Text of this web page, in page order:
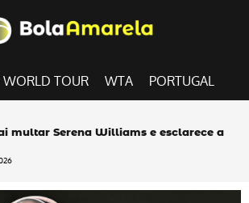
WORLD TOUR WTA PORTUGAL
multar Serena Williams e esclarece a